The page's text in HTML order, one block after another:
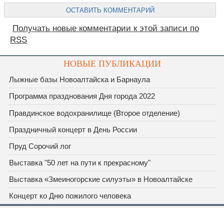
Получать новые комментарии к этой записи по
RSS
НОВЫЕ ПУБЛИКАЦИИ
Лыжные базы Новоалтайска и Барнаула
Программа празднования Дня города 2022
Правдинское водохранилище (Второе отделение)
Праздничный концерт в День России
Пруд Сорочий лог
Выставка "50 лет на пути к прекрасному"
Выставка «Змеиногорские силуэты» в Новоалтайске
Концерт ко Дню пожилого человека